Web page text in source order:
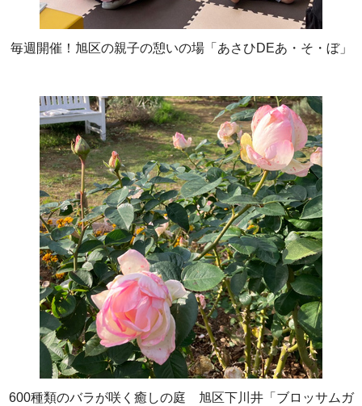
毎週開催！旭区の親子の憩いの場「あさひDEあ・そ・ぼ」
600種類のバラが咲く癒しの庭 旭区下川井「ブロッサムガ